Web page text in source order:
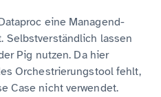
eine Managend-
Selbstverständlich lassen
Pig nutzen. Da hier
Orchestrierungstool fehlt,
Case nicht verwendet.